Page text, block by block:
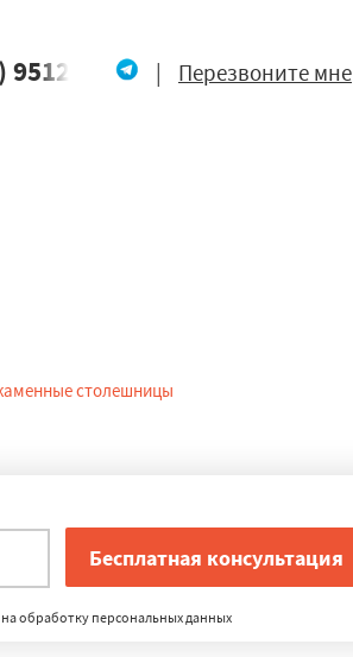
| Перезвоните мне
столешницы
на обработку персональных данных